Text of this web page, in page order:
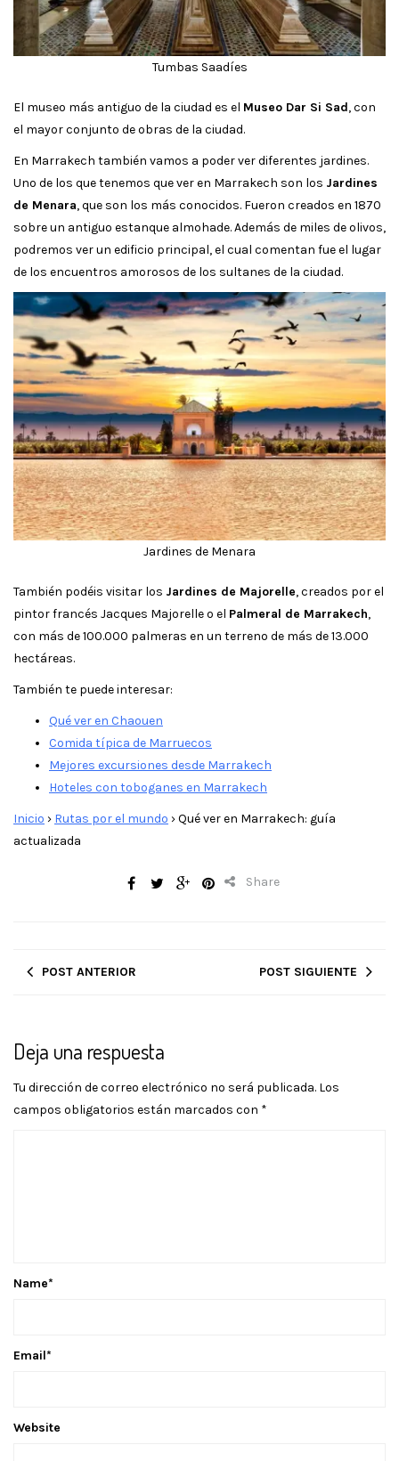
Tumbas Saadíes
El museo más antiguo de la ciudad es el Museo Dar Si Sad, con
el mayor conjunto de obras de la ciudad.
En Marrakech también vamos a poder ver diferentes jardines.
Uno de los que tenemos que ver en Marrakech son los Jardines
de Menara, que son los más conocidos. Fueron creados en 1870
sobre un antiguo estanque almohade. Además de miles de olivos,
podremos ver un edificio principal, el cual comentan fue el lugar
de los encuentros amorosos de los sultanes de la ciudad.
Jardines de Menara
También podéis visitar los Jardines de Majorelle, creados por el
pintor francés Jacques Majorelle o el Palmeral de Marrakech,
con más de 100.000 palmeras en un terreno de más de 13.000
hectáreas.
También te puede interesar:
Qué ver en Chaouen
Comida típica de Marruecos
Mejores excursiones desde Marrakech
Hoteles con toboganes en Marrakech
Inicio › Rutas por el mundo ›Qué ver en Marrakech: guía
actualizada
Share
POST ANTERIOR POST SIGUIENTE
Deja una respuesta
Tu dirección de correo electrónico no será publicada. Los
campos obligatorios están marcados con *
Name*
Email*
Website